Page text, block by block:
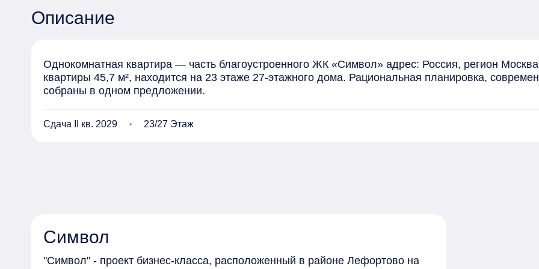
Описание
Однокомнатная квартира — часть благоустроенного ЖК «Символ» адрес: Россия, регион
квартиры 45,7 м², находится на 23 этаже 27-этажного дома. Рациональная планировка,
собраны в одном предложении.
Сдача II кв. 2029 23/27 Этаж
Символ
"Символ" - проект бизнес-класса, расположенный в районе Лефортово на